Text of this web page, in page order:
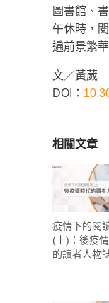
圖書館、
午休時，
遍前景繁華
文／黃葳
DOI：
相關文章
疫情下的閱
(上)：後疫
的讀者人物